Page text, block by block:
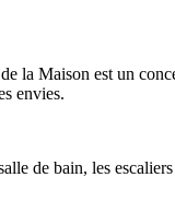
la Maison est un
envies.
de bain, les